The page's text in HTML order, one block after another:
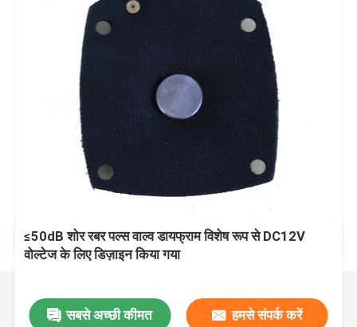
≤50dB शोर रबर पल्स वाल्व डायफ्राम विशेष रूप से DC12V
वोल्टेज के लिए डिज़ाइन किया गया
सबसे अच्छी कीमत हमसे संपर्क करें